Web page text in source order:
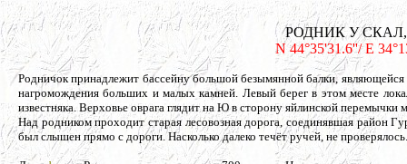
РОДНИК У СКАЛ,
N 44°35'31.6''/ E
Родничок принадлежит бассейну большой безымянной балки,
нагромождения больших и малых камней. Левый берег в этом месте
известняка. Верховье оврага глядит на Ю в сторону яйлинской
Над родником проходит старая лесовозная дорога, соединявшая район
был слышен прямо с дороги. Насколько далеко течёт ручей, не